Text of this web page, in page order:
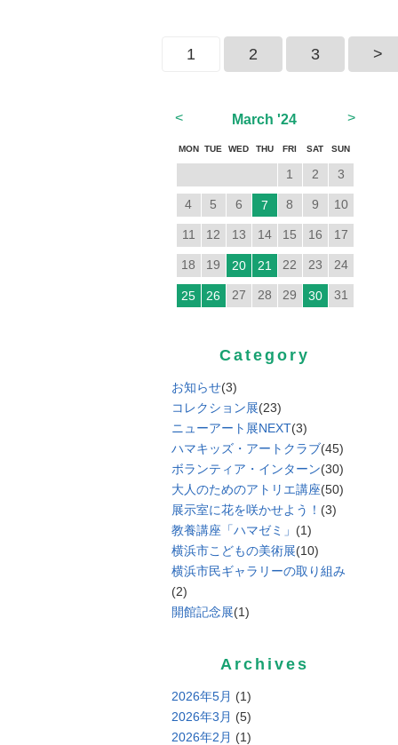
1 2 3 >
< March'24 >
MON TUE WED THU FRI SAT SUN
1 2 3
4 5 6 7 8 9 10
11 12 13 14 15 16 17
18 19 20 21 22 23 24
25 26 27 28 29 30 31
Category
お知らせ(3)
コレクション展(23)
ニューアート展NEXT(3)
ハマキッズ・アートクラブ(45)
ボランティア・インターン(30)
大人のためのアトリエ講座(50)
展示室に花を咲かせよう！ (3)
教養講座「ハマゼミ」 (1)
横浜市こどもの美術展(10)
横浜市民ギャラリーの取り組み
(2)
開館記念展(1)
Archives
2026年5月 (1)
2026年3月 (5)
2026年2月 (1)